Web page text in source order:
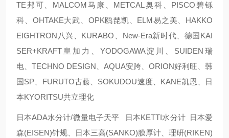
TE邦可、MALCOM马康、METCAL奥科、PISCO碧铄
科、OHTAKE大武、OPK鸥琵凯、ELM易之美、HAKKO
EIGHTRON八兴、KURABO、New-Era新时代、德国KAI
SER+KRAFT皇加力、YODOGAWA淀川、SUIDEN瑞
电、TECHNO DESIGN、AQUA安跨、ORION好利旺、韩
国SP、FURUTO古藤、SOKUDOU速度、KANE凯恩、日
本KYORITSU共立理化
日本ADA水分计/微量电子天平 日本KETTI水分计 日本爱
森(EISEN)针规、日本三高(SANKO)膜厚计、理研(RIKEN)